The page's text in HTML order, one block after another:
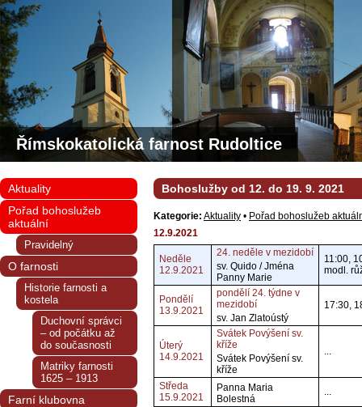
Římskokatolická farnost Rudoltice
Bohoslužby od 12. do 19. 9. 2021
Kategorie: Aktuality • Pořad bohoslužeb
12.9.2021
Neděle
12.9.2021
24. neděle v mezidobí
sv. Quido / Jména
Panny Marie
11:00,
modl.
Pondělí
13.9.2021
pondělí 24. týdne v
mezidobí
sv. Jan Zlatoústý
17:30,
Úterý
14.9.2021
Svátek Povýšení sv.
kříže
Svátek Povýšení sv.
kříže
...
Středa
15.9.2021
Panna Maria
Bolestná
...
Aktuality
Pořad bohoslužeb
aktuální
Pravidelný
O farnosti
Historie farnosti a
kostela
Duchovní správci
– od počátku až
do současnosti
Matriky farnosti
1625 – 1913
Farní klubovna